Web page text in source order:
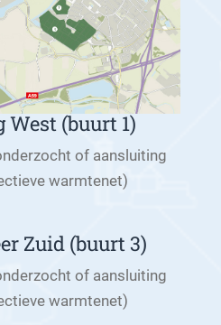
West (buurt 1)
of aansluiting
warmtenet)
Zuid (buurt 3)
of aansluiting
warmtenet)